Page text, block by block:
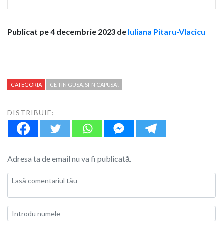
Publicat pe 4 decembrie 2023 de Iuliana Pitaru-Vlacicu
CATEGORIA CE-I IN GUSA, SI-N CAPUSA!
DISTRIBUIE:
Adresa ta de email nu va fi publicată.